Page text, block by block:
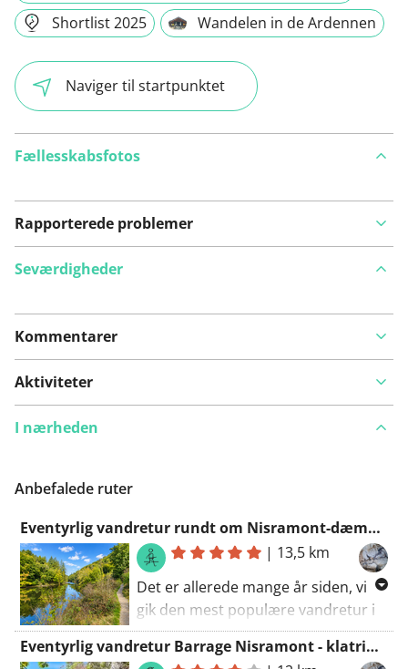
Shortlist 2025
Wandelen in de Ardennen
Naviger til startpunktet
Fællesskabsfotos
Rapporterede problemer
Se på kort
Har du lagt mærke til noget på denne rute?
Seværdigheder
Kommentarer
Aktiviteter
I nærheden
Anbefalede ruter
Eventyrlig vandretur rundt om Nisramont-dæmningen
| 13,5 km
Det er allerede mange år siden, vi
gik den mest populære vandretur i
denne region, turen rundt om
Nisramont-dæmningssøen. FørsteEventyrlig vandretur Barrage Nisramont - klatring over Le Herou - vadning gennem Ourthe